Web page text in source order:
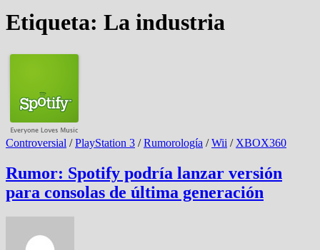
Etiqueta: La industria
Controversial /PlayStation 3 /Rumorología /Wii / XBOX360
Rumor: Spotify podría lanzar versión
para consolas de última generación